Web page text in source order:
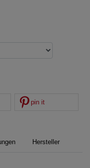
pin it
Hersteller